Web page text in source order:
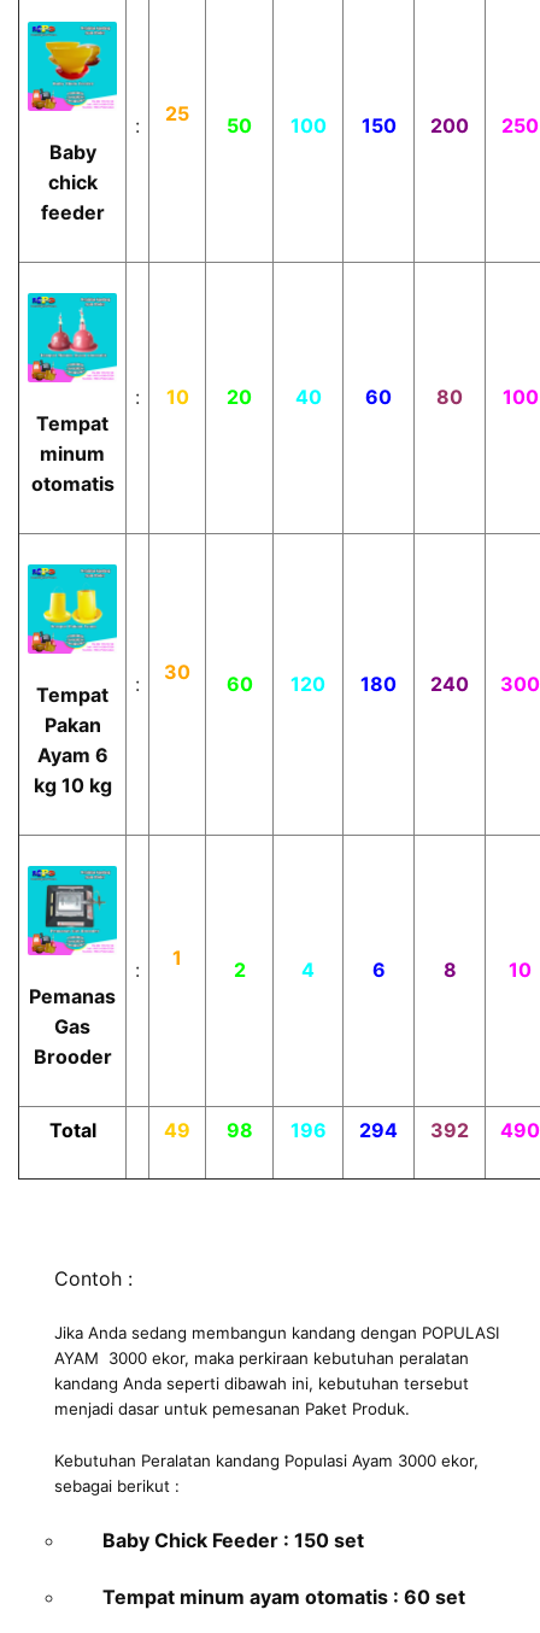
Baby
chick
feeder
: 25 50 100 150 200 250
Tempat
minum
otomatis
: 10 20 40 60 80 100
Tempat
Pakan
Ayam 6
kg 10 kg
: 30 60 120 180 240 300
Pemanas
Gas
Brooder
: 1 2 4 6 8 10
Total 49 98 196 294 392 490
Contoh :
Jika Anda sedang membangun kandang dengan POPULASI
AYAM 3000 ekor, maka perkiraan kebutuhan peralatan
kandang Anda seperti dibawah ini, kebutuhan tersebut
menjadi dasar untuk pemesanan Paket Produk.
Kebutuhan Peralatan kandang Populasi Ayam 3000 ekor,
sebagai berikut :
Baby Chick Feeder : 150 set
Tempat minum ayam otomatis : 60 set